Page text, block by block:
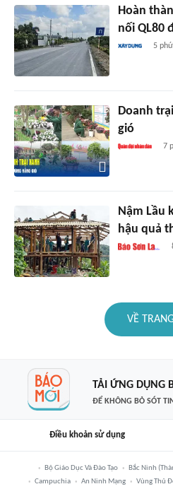
Hoàn
nối QL80
5
Doanh
gió
7
Nậm Lầu
hậu quả
VỀ
TẢI ỨNG DỤNG
ĐỂ KHÔNG BỎ SÓT
Điều khoản sử dụng
Bộ Giáo Dục Và Đào Tạo Bắc Ninh
Campuchia
An Ninh Mạng Vùng Thủ